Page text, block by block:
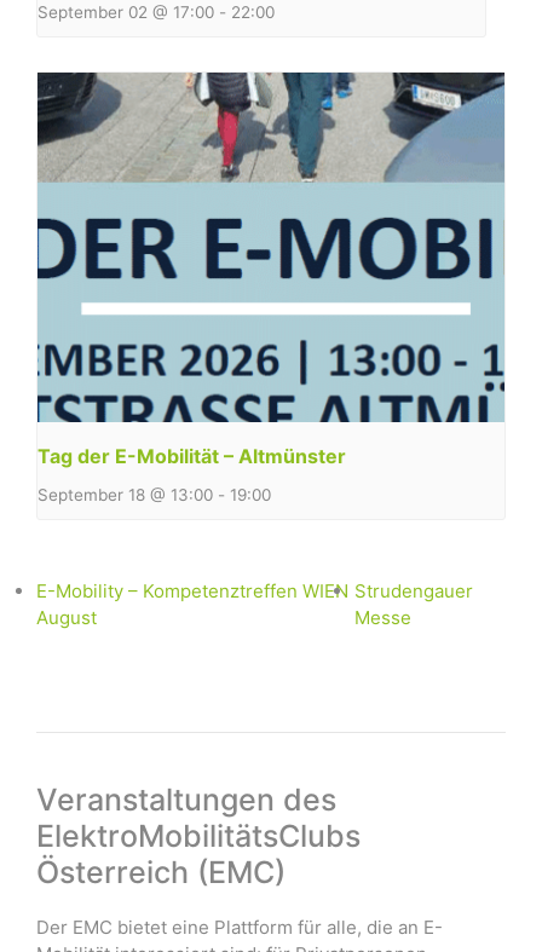
September 02 @ 17:00 - 22:00
Tag der E-Mobilität – Altmünster
September 18 @ 13:00 - 19:00
E-Mobility – Kompetenztreffen WIEN
August
Strudengauer
Messe
Veranstaltungen des
ElektroMobilitätsClubs
Österreich (EMC)
Der EMC bietet eine Plattform für alle, die an E-